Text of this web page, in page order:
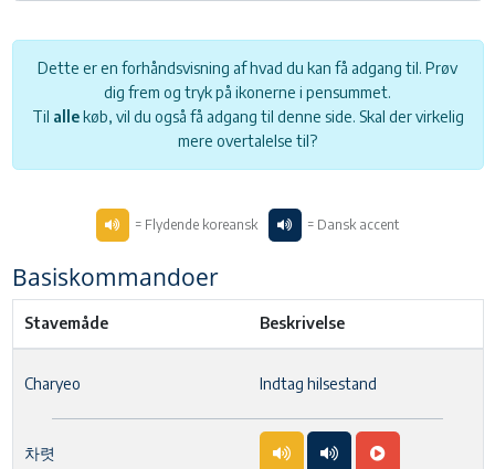
Dette er en forhåndsvisning af hvad du kan få adgang til. Prøv
dig frem og tryk på ikonerne i pensummet.
Til allekøb, vil du også få adgang til denne side. Skal der virkelig
mere overtalelse til?
= Flydende koreansk = Dansk accent
Basiskommandoer
Stavemåde Beskrivelse
Charyeo
차렷
Indtag hilsestand